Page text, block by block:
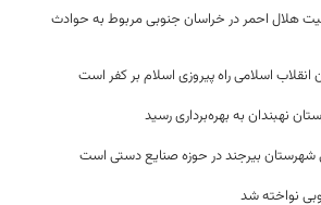
هلال احمر در خراسان جنوبی مربوط به حوادث
اسلامی راه پیروزی اسلام بر کفر است
نواخته شد